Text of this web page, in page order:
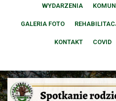
WYDARZENIA
GALERIA FOTO
KONTAKT COVID